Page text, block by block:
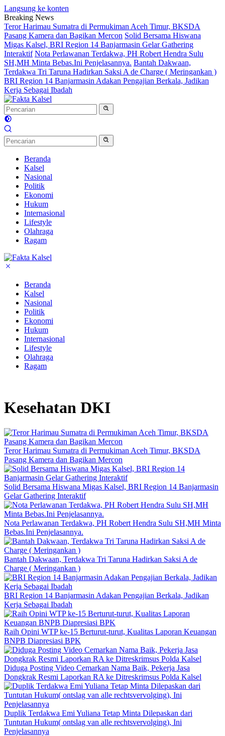
Langsung ke konten
Breaking News
Teror Harimau Sumatra di Permukiman Aceh Timur, BKSDA
Pasang Kamera dan Bagikan Mercon Solid Bersama Hiswana
Migas Kalsel, BRI Region 14 Banjarmasin Gelar Gathering
Interaktif Nota Perlawanan Terdakwa, PH Robert Hendra Sulu
SH,MH Minta Bebas.Ini Penjelasannya. Bantah Dakwaan,
Terdakwa Tri Taruna Hadirkan Saksi A de Charge ( Meringankan )
BRI Region 14 Banjarmasin Adakan Pengajian Berkala, Jadikan
Kerja Sebagai Ibadah
Beranda
Kalsel
Nasional
Politik
Ekonomi
Hukum
Internasional
Lifestyle
Olahraga
Ragam
Beranda
Kalsel
Nasional
Politik
Ekonomi
Hukum
Internasional
Lifestyle
Olahraga
Ragam
Kesehatan DKI
Teror Harimau Sumatra di Permukiman Aceh Timur, BKSDA
Pasang Kamera dan Bagikan Mercon
Solid Bersama Hiswana Migas Kalsel, BRI Region 14 Banjarmasin
Gelar Gathering Interaktif
Nota Perlawanan Terdakwa, PH Robert Hendra Sulu SH,MH Minta
Bebas.Ini Penjelasannya.
Bantah Dakwaan, Terdakwa Tri Taruna Hadirkan Saksi A de
Charge ( Meringankan )
BRI Region 14 Banjarmasin Adakan Pengajian Berkala, Jadikan
Kerja Sebagai Ibadah
Raih Opini WTP ke-15 Berturut-turut, Kualitas Laporan Keuangan
BNPB Diapresiasi BPK
Diduga Posting Video Cemarkan Nama Baik, Pekerja Jasa
Dongkrak Resmi Laporkan RA ke Ditreskrimsus Polda Kalsel
Duplik Terdakwa Emi Yuliana Tetap Minta Dilepaskan dari
Tuntutan Hukum( ontslag van alle rechtsvervolging), Ini
Penjelasannya